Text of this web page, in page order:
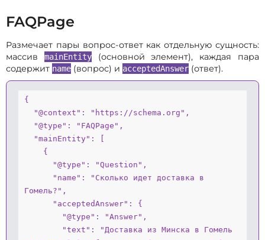
FAQPage
Размечает пары вопрос-ответ как отдельную сущность:
массив mainEntity(основной элемент), каждая пара
содержит name (вопрос) и acceptedAnswer (ответ).
{
Гомель?",